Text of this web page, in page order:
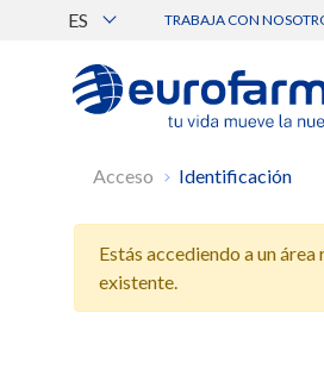
ES TRABAJA CON
Acceso Identificación
Estás accediendo a un
existente.